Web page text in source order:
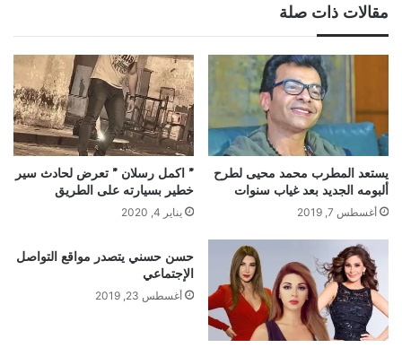
مقالات ذات صلة
يستعد المطرب محمد محيى لطرح
ألبومه الجديد بعد غياب سنوات
أغسطس 7, 2019
” اكمل رسلان ” تعرض لحادث سير
خطير بسيارته على الطريق
يناير 4, 2020
حسن حسني يتصدر مواقع التواصل
الإجتماعي
أغسطس 23, 2019